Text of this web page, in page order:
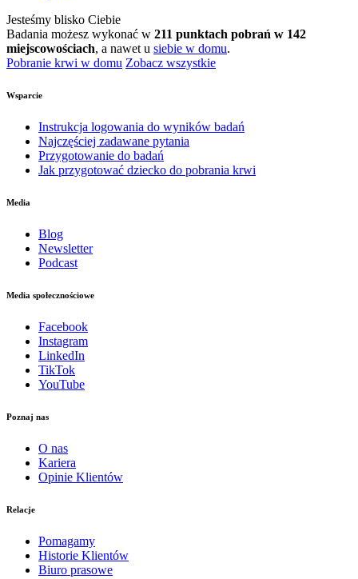
Jesteśmy blisko Ciebie
Badania możesz wykonać w 211 punktach pobrań w 142
miejscowościach, a nawet u siebie w domu.
Pobranie krwi w domu Zobacz wszystkie
Wsparcie
Instrukcja logowania do wyników badań
Najczęściej zadawane pytania
Przygotowanie do badań
Jak przygotować dziecko do pobrania krwi
Media
Blog
Newsletter
Podcast
Media społecznościowe
Facebook
Instagram
LinkedIn
TikTok
YouTube
Poznaj nas
O nas
Kariera
Opinie Klientów
Relacje
Pomagamy
Historie Klientów
Biuro prasowe